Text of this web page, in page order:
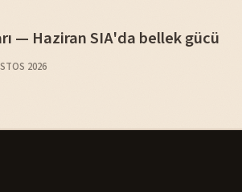
— Haziran SIA'da bellek gücü
2026